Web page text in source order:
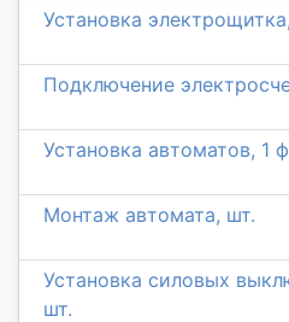
Установка
Подключение
Установка автоматов, 1
Монтаж автомата, шт.
Установка силовых
шт.